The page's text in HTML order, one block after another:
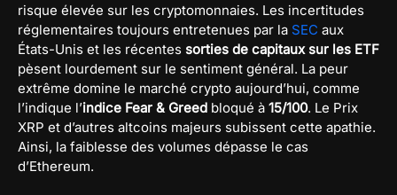
risque élevée sur les cryptomonnaies. Les incertitudes
réglementaires toujours entretenues par la SEC aux
États-Unis et les récentes sorties de capitaux sur les ETF
pèsent lourdement sur le sentiment général. La peur
extrême domine le marché crypto aujourd’hui, comme
l’indique l’indice Fear & Greed bloqué à 15/100. Le Prix
XRP et d’autres altcoins majeurs subissent cette apathie.
Ainsi, la faiblesse des volumes dépasse le cas
d’Ethereum.